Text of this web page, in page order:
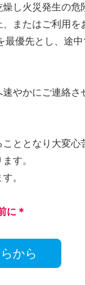
し火災発生の
またはご利用
優先とし、途
やかにご連絡さ
ととなり大変
す。
。
に＊
から